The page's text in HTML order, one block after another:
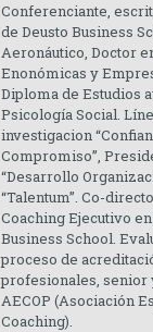
Conferenciante,
de Deusto Business
Aeronáutico, Doctor
Enonómicas y
Diploma de Estudios
Psicología Social.
investigacion
Compromiso”,
“Desarrollo
“Talentum”. Co-
Coaching Ejecutivo en
Business School.
proceso de
profesionales, senior
AECOP (Asociación
Coaching).